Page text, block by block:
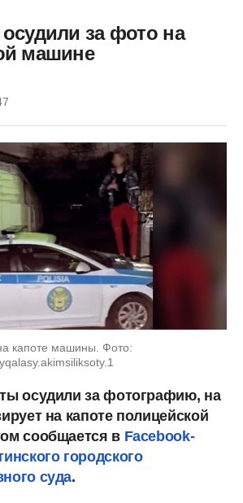
за фото на
машине
капоте машины. Фото:
осудили за фотографию, на
на капоте полицейской
сообщается в Facebook-
городского
суда.